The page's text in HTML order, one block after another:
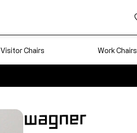
Visitor Chairs Work Chairs